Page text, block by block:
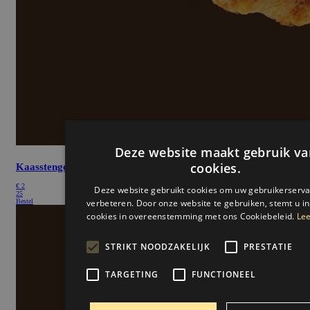
Kaasstengel
€ 2
25
Bestel
Deze website maakt gebruik
cookies.
Deze website gebruikt cookies om uw
verbeteren. Door onze website te gebruiken, stemt u
cookies in overeenstemming met ons Cookiebeleid.
STRIKT NOODZAKELIJK PRESTATIE
TARGETING FUNCTIONEEL